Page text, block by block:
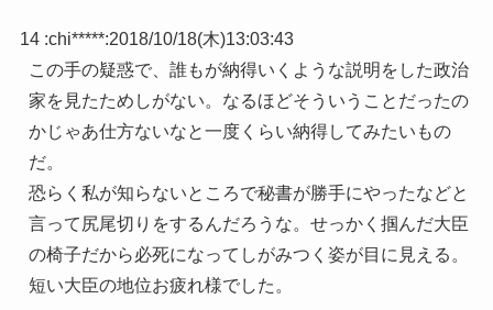
14 :chi*****:2018/10/18(木)13:03:43
この手の疑惑で、誰もが納得いくような説明をした政治
家を見たためしがない。なるほどそういうことだったの
かじゃあ仕方ないなと一度くらい納得してみたいもの
だ。
恐らく私が知らないところで秘書が勝手にやったなどと
言って尻尾切りをするんだろうな。せっかく掴んだ大臣
の椅子だから必死になってしがみつく姿が目に見える。
短い大臣の地位お疲れ様でした。